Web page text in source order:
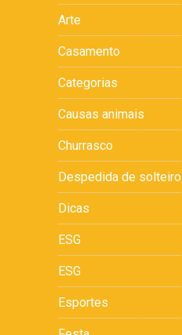
Arte
Casamento
Categorias
Causas animais
Churrasco
Despedida de solteiro
Dicas
ESG
ESG
Esportes